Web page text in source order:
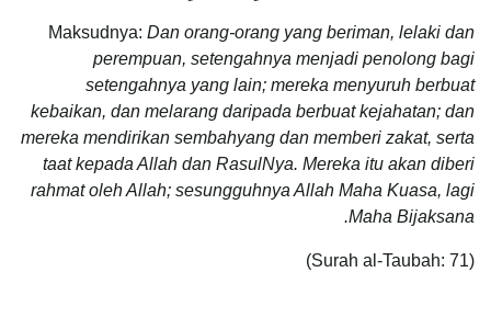
Maksudnya: Dan orang-orang yang beriman, lelaki dan
perempuan, setengahnya menjadi penolong bagi
setengahnya yang lain; mereka menyuruh berbuat
kebaikan, dan melarang daripada berbuat kejahatan; dan
mereka mendirikan sembahyang dan memberi zakat, serta
taat kepada Allah dan RasulNya. Mereka itu akan diberi
rahmat oleh Allah; sesungguhnya Allah Maha Kuasa, lagi
Maha Bijaksana.
(Surah al-Taubah: 71)